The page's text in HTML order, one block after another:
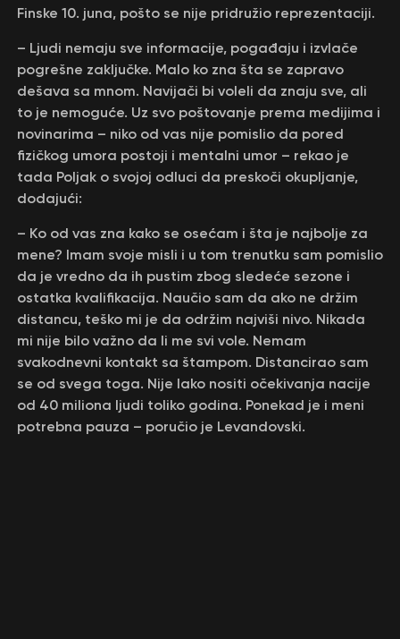
Finske 10. juna, pošto se nije pridružio reprezentaciji.
– Ljudi nemaju sve informacije, pogađaju i izvlače
pogrešne zaključke. Malo ko zna šta se zapravo
dešava sa mnom. Navijači bi voleli da znaju sve, ali
to je nemoguće. Uz svo poštovanje prema medijima i
novinarima – niko od vas nije pomislio da pored
fizičkog umora postoji i mentalni umor – rekao je
tada Poljak o svojoj odluci da preskoči okupljanje,
dodajući:
– Кo od vas zna kako se osećam i šta je najbolje za
mene? Imam svoje misli i u tom trenutku sam pomislio
da je vredno da ih pustim zbog sledeće sezone i
ostatka kvalifikacija. Naučio sam da ako ne držim
distancu, teško mi je da održim najviši nivo. Nikada
mi nije bilo važno da li me svi vole. Nemam
svakodnevni kontakt sa štampom. Distancirao sam
se od svega toga. Nije lako nositi očekivanja nacije
od 40 miliona ljudi toliko godina. Ponekad je i meni
potrebna pauza – poručio je Levandovski.